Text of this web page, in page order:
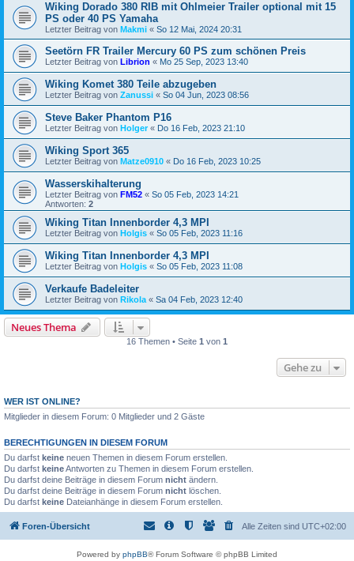
Wiking Dorado 380 RIB mit Ohlmeier Trailer optional mit 15
PS oder 40 PS Yamaha
Letzter Beitrag von Makmi « So 12 Mai, 2024 20:31
Seetörn FR Trailer Mercury 60 PS zum schönen Preis
Letzter Beitrag von Librion « Mo 25 Sep, 2023 13:40
Wiking Komet 380 Teile abzugeben
Letzter Beitrag von Zanussi « So 04 Jun, 2023 08:56
Steve Baker Phantom P16
Letzter Beitrag von Holger« Do 16 Feb, 2023 21:10
Wiking Sport 365
Letzter Beitrag von Matze0910 « Do 16 Feb, 2023 10:25
Wasserskihalterung
Letzter Beitrag von FM52 « So 05 Feb, 2023 14:21
Antworten: 2
Wiking Titan Innenborder 4,3 MPI
Letzter Beitrag von Holgis « So 05 Feb, 2023 11:16
Wiking Titan Innenborder 4,3 MPI
Letzter Beitrag von Holgis « So 05 Feb, 2023 11:08
Verkaufe Badeleiter
Letzter Beitrag von Rikola « Sa 04 Feb, 2023 12:40
Neues Thema
16 Themen • Seite 1 von 1
Gehe zu
WER IST ONLINE?
Mitglieder in diesem Forum: 0 Mitglieder und 2 Gäste
BERECHTIGUNGEN IN DIESEM FORUM
Du darfst keine neuen Themen in diesem Forum erstellen.
Du darfst keineAntworten zu Themen in diesem Forum erstellen.
Du darfst deine Beiträge in diesem Forum nicht ändern.
Du darfst deine Beiträge in diesem Forum nicht löschen.
Du darfst keine Dateianhänge in diesem Forum erstellen.
Foren-Übersicht Alle Zeiten sind UTC+02:00
Powered by phpBB® Forum Software © phpBB Limited